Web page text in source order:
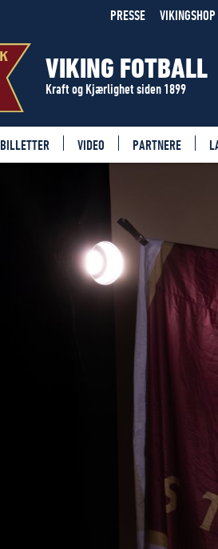
PRESSE VIKINGSHOP
VIKING FOTBALL
Kraft og Kjærlighet siden 1899
BILLETTER VIDEO PARTNERE